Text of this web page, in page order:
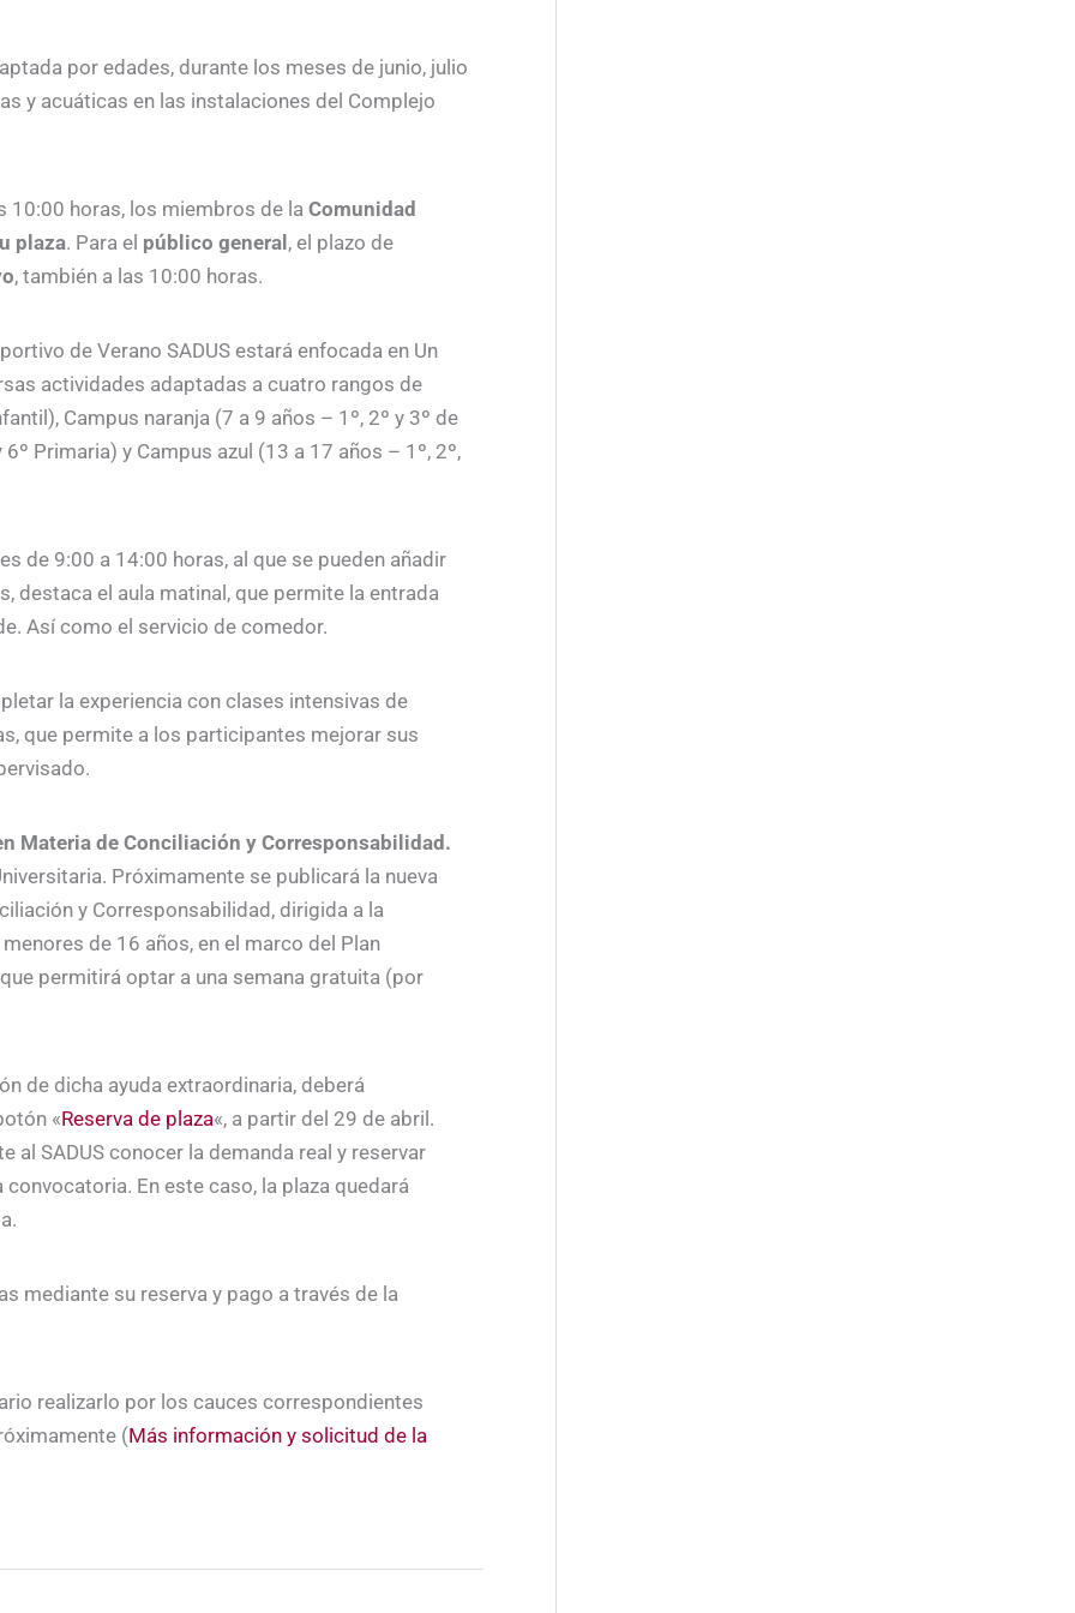
por edades, durante los meses de junio, julio
y acuáticas en las instalaciones del Complejo
10:00 horas, los miembros de la Comunidad
plaza. Para el público general, el plazo de
, también a las 10:00 horas.
de Verano SADUS estará enfocada en Un
actividades adaptadas a cuatro rangos de
Campus naranja (7 a 9 años – 1º, 2º y 3º de
Primaria) y Campus azul (13 a 17 años – 1º, 2º,
de 9:00 a 14:00 horas, al que se pueden añadir
destaca el aula matinal, que permite la entrada
Así como el servicio de comedor.
la experiencia con clases intensivas de
que permite a los participantes mejorar sus
Materia de Conciliación y Corresponsabilidad.
Próximamente se publicará la nueva
y Corresponsabilidad, dirigida a la
de 16 años, en el marco del Plan
permitirá optar a una semana gratuita (por
de dicha ayuda extraordinaria, deberá
«Reserva de plaza«, a partir del 29 de abril.
al SADUS conocer la demanda real y reservar
En este caso, la plaza quedará
mediante su reserva y pago a través de la
realizarlo por los cauces correspondientes
(Más información y solicitud de la